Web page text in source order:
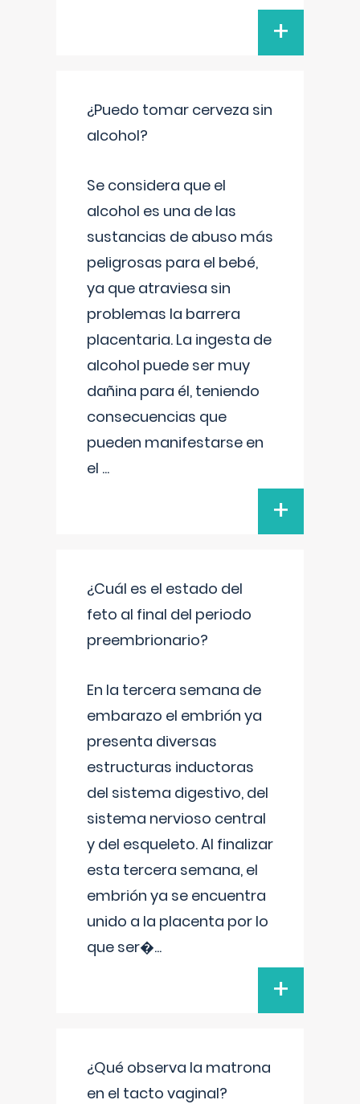
+
¿Puedo tomar cerveza sin
alcohol?
Se considera que el
alcohol es una de las
sustancias de abuso más
peligrosas para el bebé,
ya que atraviesa sin
problemas la barrera
placentaria. La ingesta de
alcohol puede ser muy
dañina para él, teniendo
consecuencias que
pueden manifestarse en
el ...
+
¿Cuál es el estado del
feto al final del periodo
preembrionario?
En la tercera semana de
embarazo el embrión ya
presenta diversas
estructuras inductoras
del sistema digestivo, del
sistema nervioso central
y del esqueleto. Al finalizar
esta tercera semana, el
embrión ya se encuentra
unido a la placenta por lo
que ser�...
+
¿Qué observa la matrona
en el tacto vaginal?